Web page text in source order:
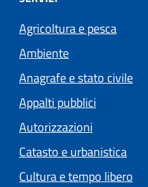
Agricoltura e pesca
Ambiente
Anagrafe e stato civile
Appalti pubblici
Autorizzazioni
Catasto e urbanistica
Cultura e tempo libero